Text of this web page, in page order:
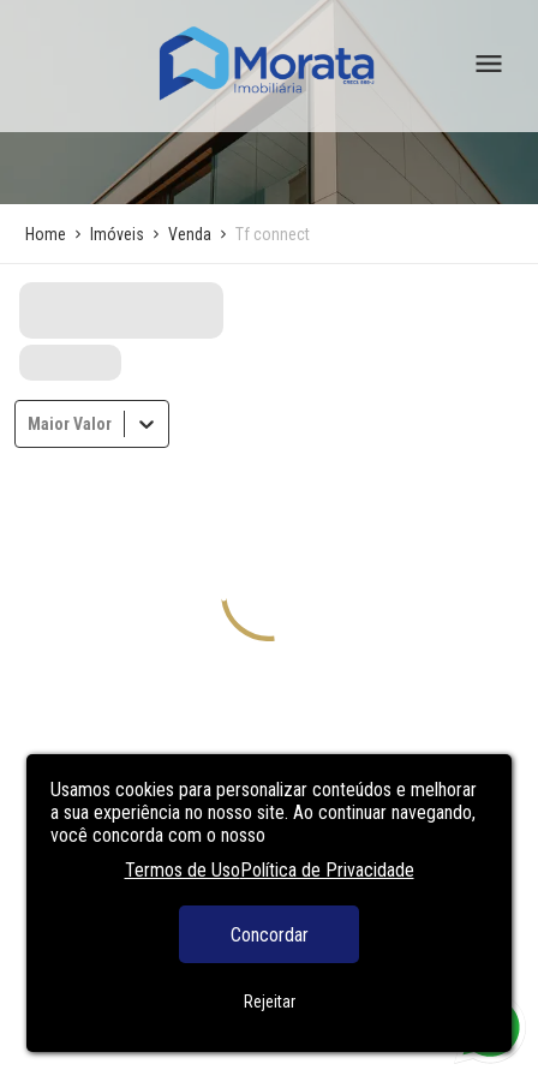
Usamos cookies para personalizar conteúdos e melhorar
a sua experiência no nosso site. Ao continuar navegando,
você concorda com o nosso
Termos de UsoPolítica de Privacidade
Concordar
Rejeitar
Home Imóveis Venda Tf connect
Maior Valor